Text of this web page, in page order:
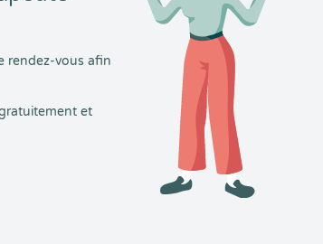
rendez-vous afin
et